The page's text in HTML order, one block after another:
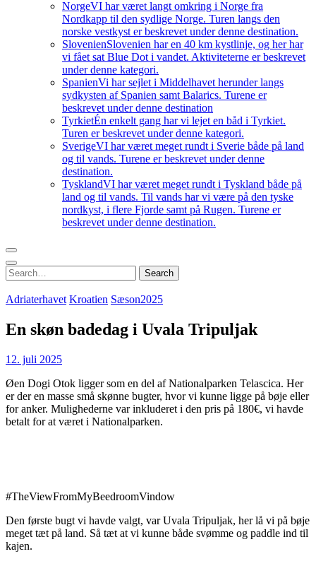
NorgeVI har været langt omkring i Norge fra
Nordkapp til den sydlige Norge. Turen langs den
norske vestkyst er beskrevet under denne destination.
SlovenienSlovenien har en 40 km kystlinje, og her har
vi fået sat Blue Dot i vandet. Aktiviteterne er beskrevet
under denne kategori.
SpanienVi har sejlet i Middelhavet herunder langs
sydkysten af Spanien samt Balarics. Turene er
beskrevet under denne destination
TyrkietÉn enkelt gang har vi lejet en båd i Tyrkiet.
Turen er beskrevet under denne kategori.
SverigeVI har været meget rundt i Sverie både på land
og til vands. Turene er beskrevet under denne
destination.
TysklandVI har været meget rundt i Tyskland både på
land og til vands. Til vands har vi være på den tyske
nordkyst, i flere Fjorde samt på Rugen. Turene er
beskrevet under denne destination.
Search
for:
Search
Adriaterhavet Kroatien Sæson2025
En skøn badedag i Uvala Tripuljak
12. juli 2025
Øen Dogi Otok ligger som en del af Nationalparken Telascica. Her
er der en masse små skønne bugter, hvor vi kunne ligge på bøje eller
for anker. Mulighederne var inkluderet i den pris på 180€, vi havde
betalt for at været i Nationalparken.
#TheViewFromMyBeedroomVindow
Den første bugt vi havde valgt, var Uvala Tripuljak, her lå vi på bøje
meget tæt på land. Så tæt at vi kunne både svømme og paddle ind til
kajen.